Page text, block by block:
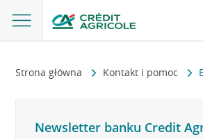
Strona główna Kontakt i pomoc
Newsletter banku Credit